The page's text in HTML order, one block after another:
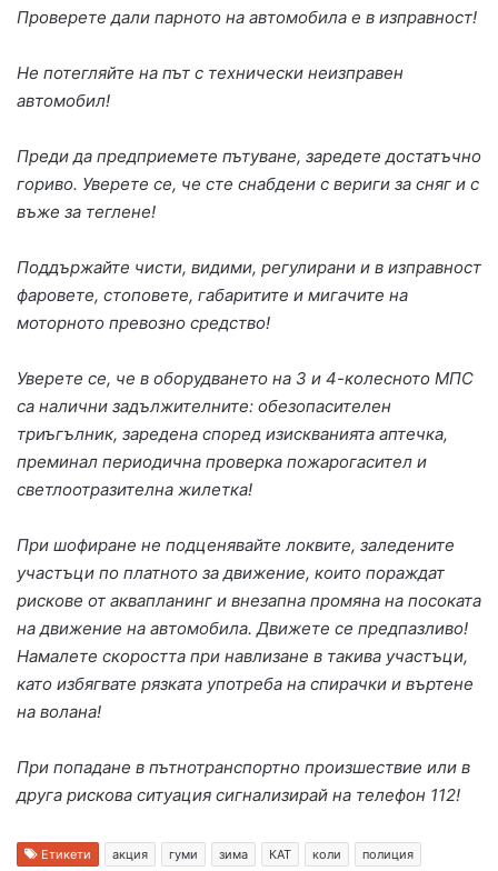
Проверете дали парното на автомобила е в изправност!
Не потегляйте на път с технически неизправен
автомобил!
Преди да предприемете пътуване, заредете достатъчно
гориво. Уверете се, че сте снабдени с вериги за сняг и с
въже за теглене!
Поддържайте чисти, видими, регулирани и в изправност
фаровете, стоповете, габаритите и мигачите на
моторното превозно средство!
Уверете се, че в оборудването на 3 и 4-колесното МПС
са налични задължителните: обезопасителен
триъгълник, заредена според изискванията аптечка,
преминал периодична проверка пожарогасител и
светлоотразителна жилетка!
При шофиране не подценявайте локвите, заледените
участъци по платното за движение, които пораждат
рискове от аквапланинг и внезапна промяна на посоката
на движение на автомобила. Движете се предпазливо!
Намалете скоростта при навлизане в такива участъци,
като избягвате рязката употреба на спирачки и въртене
на волана!
При попадане в пътнотранспортно произшествие или в
друга рискова ситуация сигнализирай на телефон 112!
Етикети акция гуми зима КАТ коли
полиция